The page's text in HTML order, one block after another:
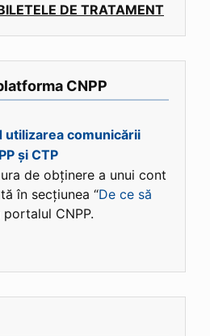
DE TRATAMENT
CNPP
utilizarea comunicării
și CTP
de obținere a unui cont
în secțiunea “De ce să
portalul CNPP.